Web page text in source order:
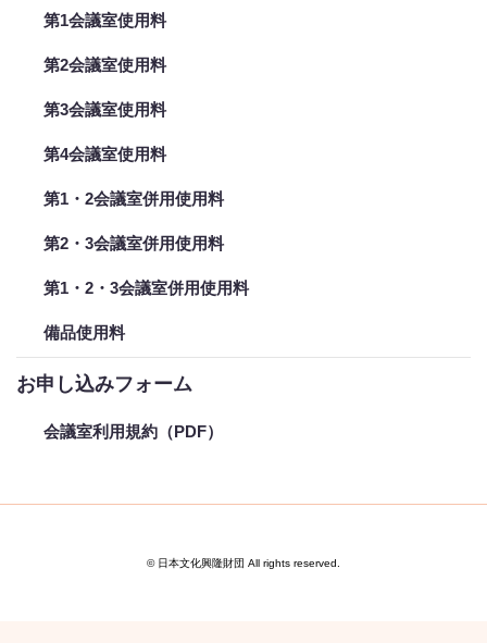
第1会議室使用料
第2会議室使用料
第3会議室使用料
第4会議室使用料
第1・2会議室併用使用料
第2・3会議室併用使用料
第1・2・3会議室併用使用料
備品使用料
お申し込みフォーム
会議室利用規約（PDF）
© 日本文化興隆財団 All rights reserved.